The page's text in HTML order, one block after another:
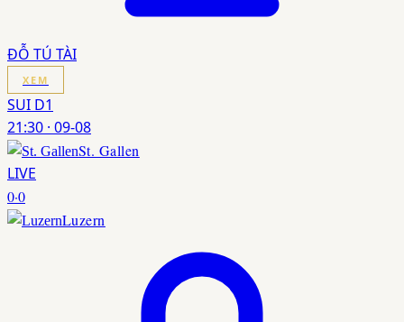
ĐỖ TÚ TÀI
XEM
SUI D1
21:30 · 09-08
St. Gallen
LIVE
0·0
Luzern